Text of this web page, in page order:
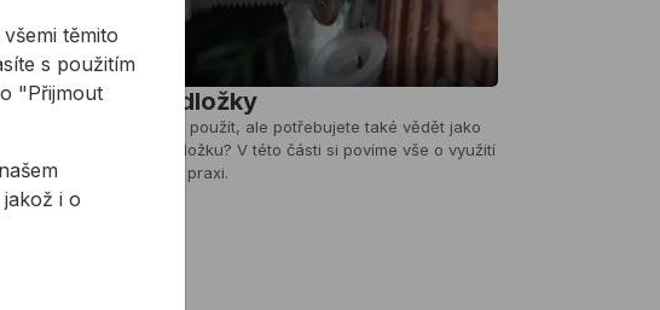
Matice a podložky
Už víte jakou šroub použít, ale potřebujete také vědět jako
použít matici a podložku? V této části si povíme vše o využití
matic a podložek v praxi.
Čtěte více
těmito
s použitím
"Přijmout
i o